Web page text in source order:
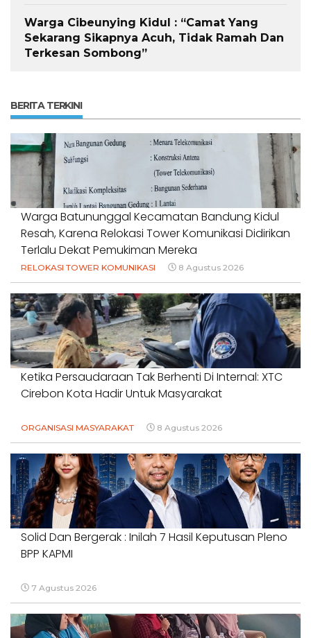
Warga Cibeunying Kidul : “Camat Yang
Sekarang Sikapnya Acuh, Tidak Ramah Dan
Terkesan Sombong”
BERITA TERKINI
Warga Batununggal Kecamatan Bandung Kidul
Resah, Karena Relokasi Tower Komunikasi Didirikan
Terlalu Dekat Pemukiman Mereka
RELOKASI TOWER KOMUNIKASI 8 Agustus 2026
Ketika Persaudaraan Tak Berhenti Di Internal: XTC
Cirebon Kota Hadir Untuk Masyarakat
ORGANISASI MASYARAKAT 8 Agustus 2026
Solid Dan Bergerak : Inilah 7 Hasil Keputusan Pleno
BPP KAPMI
7 Agustus 2026